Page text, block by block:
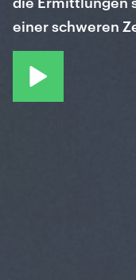
einer schweren